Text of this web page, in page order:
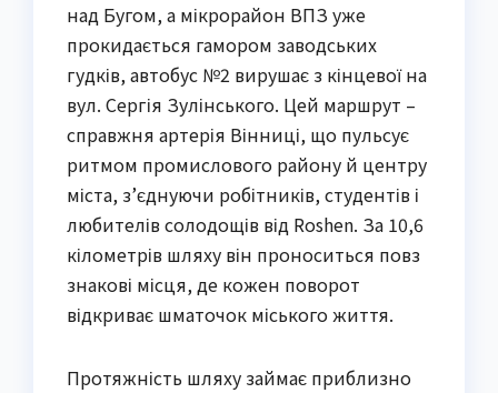
над Бугом, а мікрорайон ВПЗ уже
прокидається гамором заводських
гудків, автобус №2 вирушає з кінцевої на
вул. Сергія Зулінського. Цей маршрут –
справжня артерія Вінниці, що пульсує
ритмом промислового району й центру
міста, з’єднуючи робітників, студентів і
любителів солодощів від Roshen. За 10,6
кілометрів шляху він проноситься повз
знакові місця, де кожен поворот
відкриває шматочок міського життя.
Протяжність шляху займає приблизно